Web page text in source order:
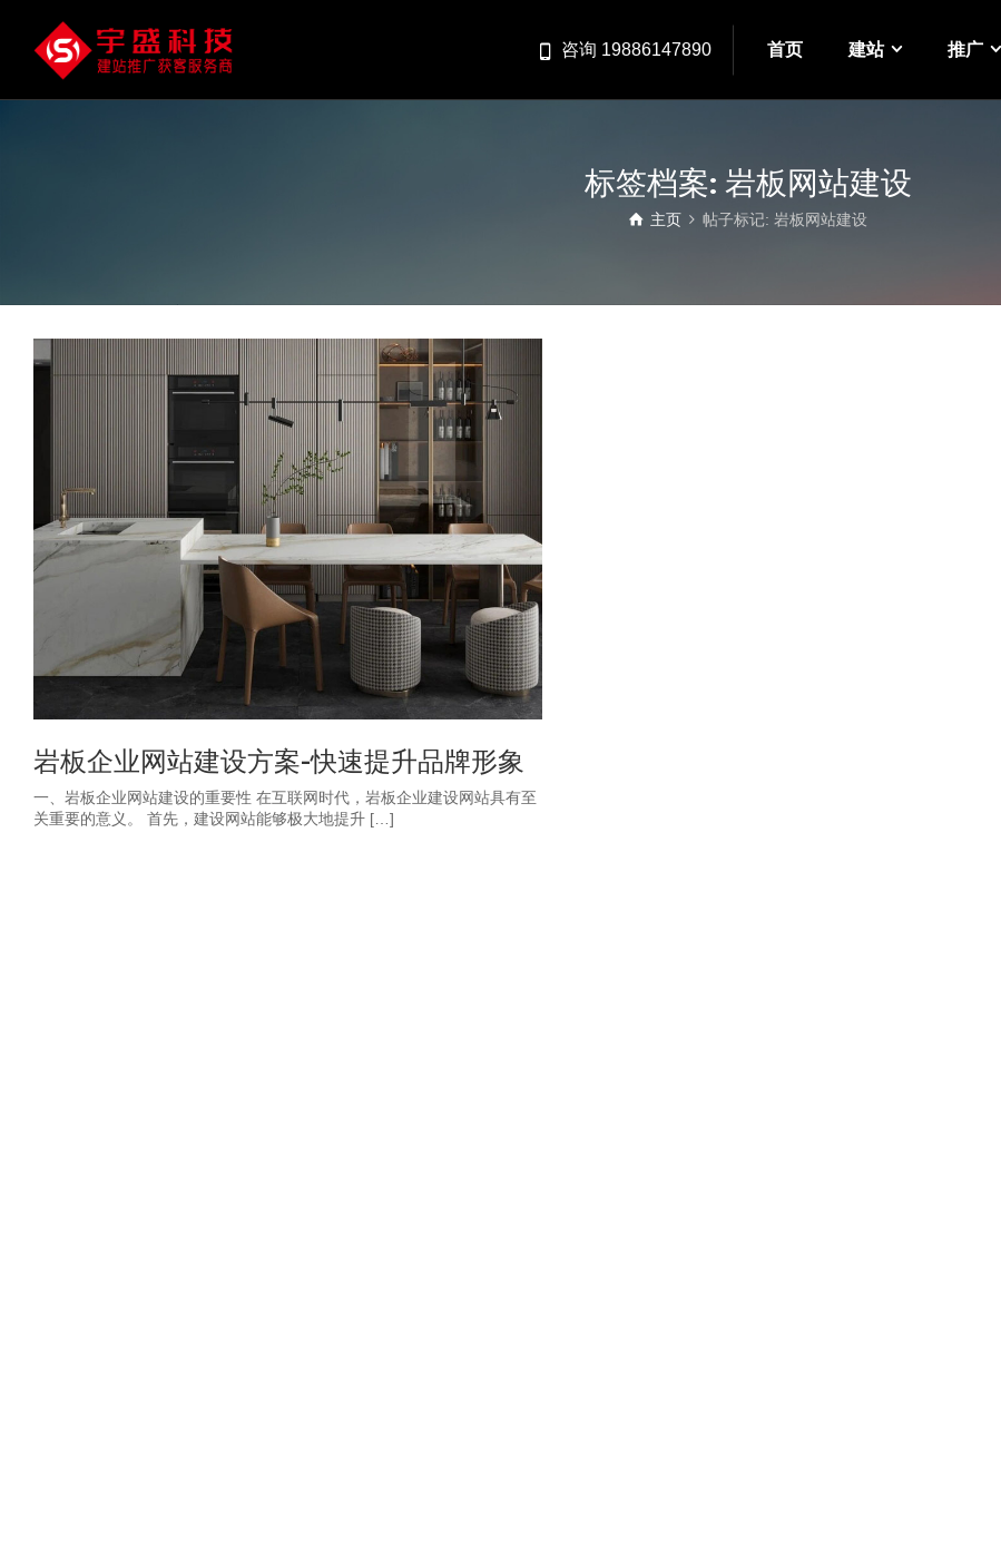
咨询 19886147890 首页 建站 推广
标签档案: 岩板网站建设
主页 帖子标记: 岩板网站建设
岩板企业网站建设方案-快速提升品牌形象
一、岩板企业网站建设的重要性 在互联网时代，岩板企业建设网站具有至
关重要的意义。 首先，建设网站能够极大地提升 […]